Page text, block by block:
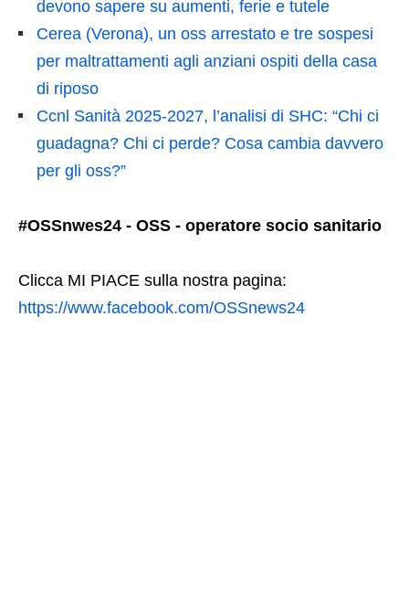
devono sapere su aumenti, ferie e tutele
Cerea (Verona), un oss arrestato e tre sospesi
per maltrattamenti agli anziani ospiti della casa
di riposo
Ccnl Sanità 2025-2027, l’analisi di SHC: “Chi ci
guadagna? Chi ci perde? Cosa cambia davvero
per gli oss?”
#OSSnwes24 - OSS - operatore socio sanitario
Clicca MI PIACE sulla nostra pagina:
https://www.facebook.com/OSSnews24